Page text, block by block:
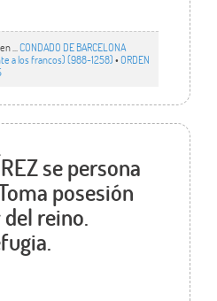
... CONDADO DE BARCELONA
a los francos) (988-1258)•ORDEN
se persona
posesión
reino.